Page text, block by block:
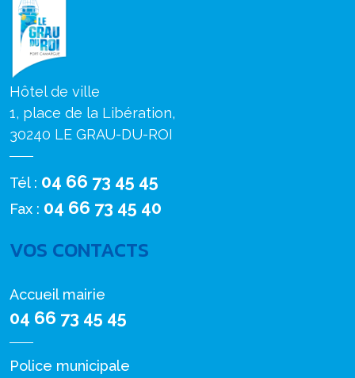
Hôtel de ville
1, place de la Libération,
30240 LE GRAU-DU-ROI
Tél : 04 66 73 45 45
Fax : 04 66 73 45 40
VOS CONTACTS
Accueil mairie
04 66 73 45 45
Police municipale